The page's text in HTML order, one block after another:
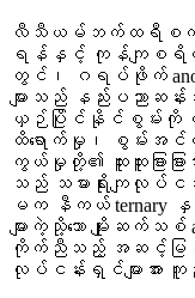
လီသီယမ်ဘက်ထရီစက်
ရန်နှင့် ကုန်ကျစရိတ်လျှ
တွင်၊ ဂရပ်ဖိုက်
များသည် နည်းပည
ယှဉ်ပြိုင်နိုင်စွမ်းကို တ
ထိရောက်မှု၊ စွမ်းအ
ကွယ်မှုတို့၏ ထူးထူးခြားခြာ
သည် သမားရိုးကျလုပ်ငန်
မက နီကယ် ternary
များကဲ့သို့သော မျိုးဆက်သ
ကိုက်ညီသည့် အဆင့်မြ
လုပ်ငန်းရှင်များအား